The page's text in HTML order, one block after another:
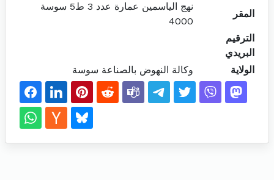
المقر
نهج الياسمين عمارة عدد 3 ط5 سوسة
4000
الترقيم
البريدي
الولاية
وكالة النهوض بالصناعة سوسة